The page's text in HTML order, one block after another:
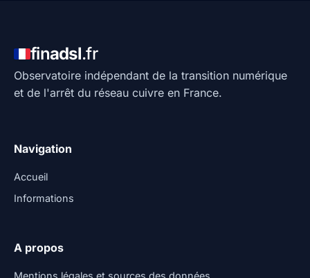
finadsl.fr
Observatoire indépendant de la transition numérique
et de l'arrêt du réseau cuivre en France.
Navigation
Accueil
Informations
A propos
Mentions légales et sources des données